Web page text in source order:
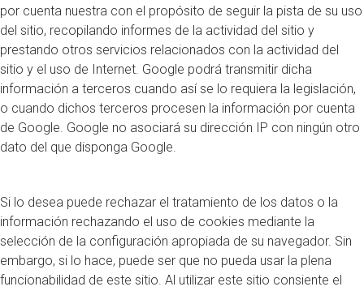
por cuenta nuestra con el propósito de seguir la pista de su uso
del sitio, recopilando informes de la actividad del sitio y
prestando otros servicios relacionados con la actividad del
sitio y el uso de Internet. Google podrá transmitir dicha
información a terceros cuando así se lo requiera la legislación,
o cuando dichos terceros procesen la información por cuenta
de Google. Google no asociará su dirección IP con ningún otro
dato del que disponga Google.
Si lo desea puede rechazar el tratamiento de los datos o la
información rechazando el uso de cookies mediante la
selección de la configuración apropiada de su navegador. Sin
embargo, si lo hace, puede ser que no pueda usar la plena
funcionabilidad de este sitio. Al utilizar este sitio consiente el